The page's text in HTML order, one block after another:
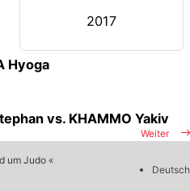
2017
Hyoga
Weiter
vs. KHAMMO Yakiv
um Judo «
Deutsch